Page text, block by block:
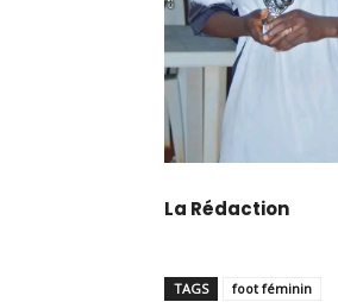
La Rédaction
TAGS foot féminin